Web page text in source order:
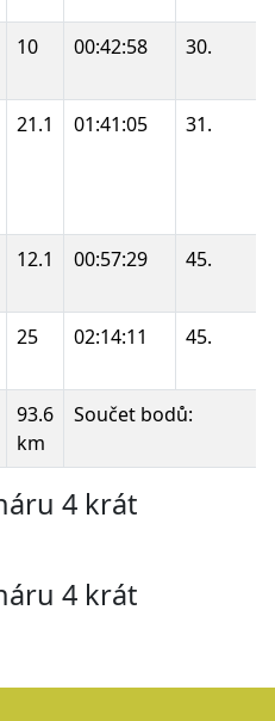
10 00:42:58 30.
21.1 01:41:05 31.
12.1 00:57:29 45.
25 02:14:11 45.
93.6
km
Součet bodů:
4 krát
4 krát